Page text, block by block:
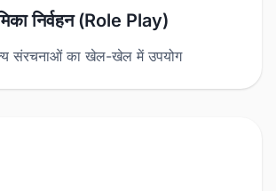
निर्वहन (Role Play)
संरचनाओं का खेल-खेल में उपयोग